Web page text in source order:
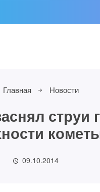
Главная Новости
09.10.2014